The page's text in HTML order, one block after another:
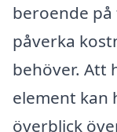
beroende
påverka
behöver. Att
element kan
överblick